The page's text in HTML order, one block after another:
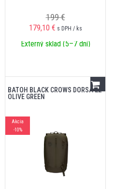
199 €
179,10 € s DPH / ks
Externý sklad (5–7 dní)
BATOH BLACK CROWS DORSA 22
OLIVE GREEN
Akcia
-10%